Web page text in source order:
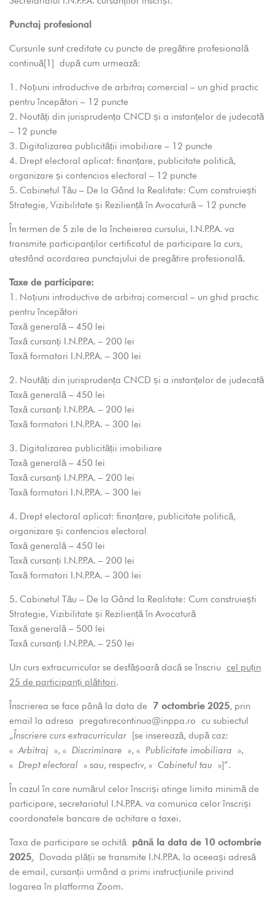
Punctaj profesional
Cursurile sunt creditate cu puncte de pregătire profesională
continuă[1] după cum urmează:
1. Noțiuni introductive de arbitraj comercial – un ghid practic
pentru începători – 12 puncte
2. Noutăți din jurisprudența CNCD și a instanțelor de judecată
– 12 puncte
3. Digitalizarea publicității imobiliare – 12 puncte
4. Drept electoral aplicat: finanțare, publicitate politică,
organizare și contencios electoral – 12 puncte
5. Cabinetul Tău – De la Gând la Realitate: Cum construiești
Strategie, Vizibilitate și Reziliență în Avocatură – 12 puncte
În termen de 5 zile de la încheierea cursului, I.N.P.P.A. va
transmite participanților certificatul de participare la curs,
atestând acordarea punctajului de pregătire profesională.
Taxe de participare:
1. Noțiuni introductive de arbitraj comercial – un ghid practic
pentru începători
Taxă generală – 450 lei
Taxă cursanți I.N.P.P.A. – 200 lei
Taxă formatori I.N.P.P.A. – 300 lei
2. Noutăți din jurisprudența CNCD și a instanțelor de judecată
Taxă generală – 450 lei
Taxă cursanți I.N.P.P.A. – 200 lei
Taxă formatori I.N.P.P.A. – 300 lei
3. Digitalizarea publicității imobiliare
Taxă generală – 450 lei
Taxă cursanți I.N.P.P.A. – 200 lei
Taxă formatori I.N.P.P.A. – 300 lei
4. Drept electoral aplicat: finanțare, publicitate politică,
organizare și contencios electoral
Taxă generală – 450 lei
Taxă cursanți I.N.P.P.A. – 200 lei
Taxă formatori I.N.P.P.A. – 300 lei
5. Cabinetul Tău – De la Gând la Realitate: Cum construiești
Strategie, Vizibilitate și Reziliență în Avocatură
Taxă generală – 500 lei
Taxă cursanți I.N.P.P.A. – 250 lei
Un curs extracurricular se desfășoară dacă se înscriu cel puțin
25 de participanți plătitori.
Înscrierea se face până la data de 7 octombrie 2025, prin
email la adresa pregatirecontinua@inppa.ro cu subiectul
„Înscriere curs extracurricular [se inserează, după caz:
«Arbitraj », « Discriminare », « Publicitate imobiliara »,
« Drept electoral » sau, respectiv, « Cabinetul tau »]”.
În cazul în care numărul celor înscriși atinge limita minimă de
participare, secretariatul I.N.P.P.A. va comunica celor înscriși
coordonatele bancare de achitare a taxei.
Taxa de participare se achită până la data de 10 octombrie
2025. Dovada plății se transmite I.N.P.P.A. la aceeași adresă
de email, cursanții urmând a primi instrucțiunile privind
logarea în platforma Zoom.